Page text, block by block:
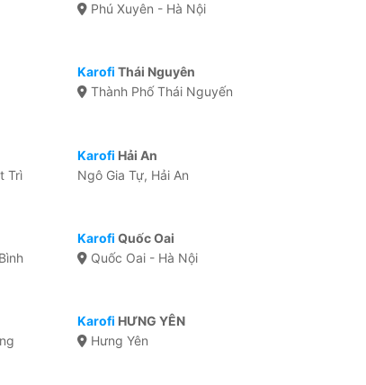
Phú Xuyên - Hà Nội
Karofi Thái Nguyên
Thành Phố Thái Nguyến
Trì
Karofi Hải An
Ngô Gia Tự, Hải An
Karofi Quốc Oai
Quốc Oai - Hà Nội
Karofi HƯNG YÊN
Hưng Yên